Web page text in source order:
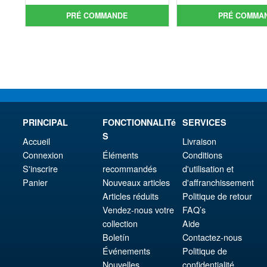
prix
initial
Le
prix
PRÉ COMMANDE
prix
PRÉ
PRINCIPAL
Accueil
Connexion
S'inscrire
Panier
FONCTIONNALITé
S
Éléments
recommandés
Nouveaux articles
Articles réduits
Vendez-nous votre
collection
Boletín
Événements
Nouvelles
SERVICES
Livraison
Conditions
d'utilisation et
d'affranchissement
Politique de retour
FAQ’s
Aide
Contactez-nous
Politique de
confidentialité